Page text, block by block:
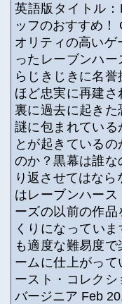
英語版タイトル
ッフのおすすめ
オリティの高い
ったレーブンハ
らじきじきに名
ほど忠実に再建
裏に過去に起き
謎に包まれてい
とが起きている
のか？黒幕は誰
り返させてはな
はレーブンハー
ーズの以前の作
くりになってい
も適度な難易度
ームに仕上がっ
ースト・コレク
バージニア Feb